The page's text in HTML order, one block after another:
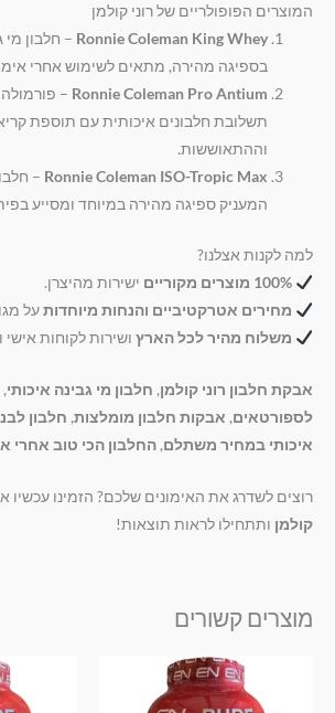
המוצרים הפופולריים של רוני קולמן
Ronnie Coleman King Whey – חלבון מי
בספיגה מהירה, מתאים לשימוש אחרי
Ronnie Coleman Pro Antium
–
תשלובת חלבונים איכותית עם תוספת
וההתאוששות.
Ronnie Coleman ISO-Tropic Max
–
המעניק ספיגה מהירה במיוחד ומסייע
למה לקנות אצלנו?
100% מוצרים מקוריים
ישירות מהיצרן.
מחירים אטרקטיביים והנחות מיוחדותעל
משלוח מהיר לכל הארץושירות לקוחות אישי
אבקת חלבון רוני קולמן, חלבון מי גבינה איכותי,
לספורטאים, אבקות חלבון מומלצות, חלבון
איכותי במחיר משתלם, החלבון הכי טוב אחרי
רוצים לשדרג את האימונים שלכם? הזמינו עכשיו
קולמן ותתחילו לראות תוצאות!
מוצרים קשורים